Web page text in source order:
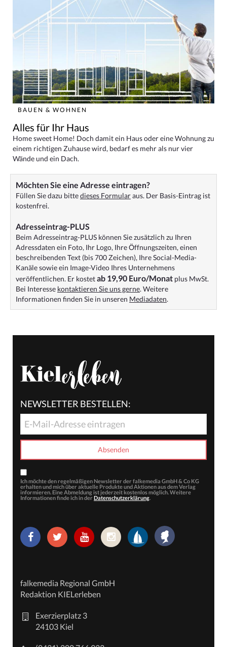
BAUEN & WOHNEN
Alles für Ihr Haus
Home sweet Home! Doch damit ein Haus oder eine Wohnung zu
einem richtigen Zuhause wird, bedarf es mehr als nur vier
Wände und ein Dach.
Möchten Sie eine Adresse eintragen?
Füllen Sie dazu bittedieses Formularaus. Der Basis-Eintrag ist
kostenfrei.
Adresseintrag-PLUS
Beim Adresseintrag-PLUS können Sie zusätzlich zu Ihren
Adressdaten ein Foto, Ihr Logo, Ihre Öffnungszeiten, einen
beschreibenden Text (bis 700 Zeichen), Ihre Social-Media-
Kanäle sowie ein Image-Video Ihres Unternehmens
veröffentlichen. Er kostetab 19,90 Euro/Monat plus MwSt.
Bei Interesse kontaktieren Sie uns gerne. Weitere
Informationen finden Sie in unseren Mediadaten.
NEWSLETTER BESTELLEN:
Ich möchte den regelmäßigen Newsletter der falkemedia GmbH & Co KG
erhalten und mich über aktuelle Produkte und Aktionen aus dem Verlag
informieren. Eine Abmeldung ist jederzeit kostenlos möglich. Weitere
Informationen finde ich in der Datenschutzerklärung.
falkemedia Regional GmbH
Redaktion KIELerleben
Exerzierplatz 3
24103 Kiel